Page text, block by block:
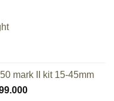
mark II kit 15-45mm
Current